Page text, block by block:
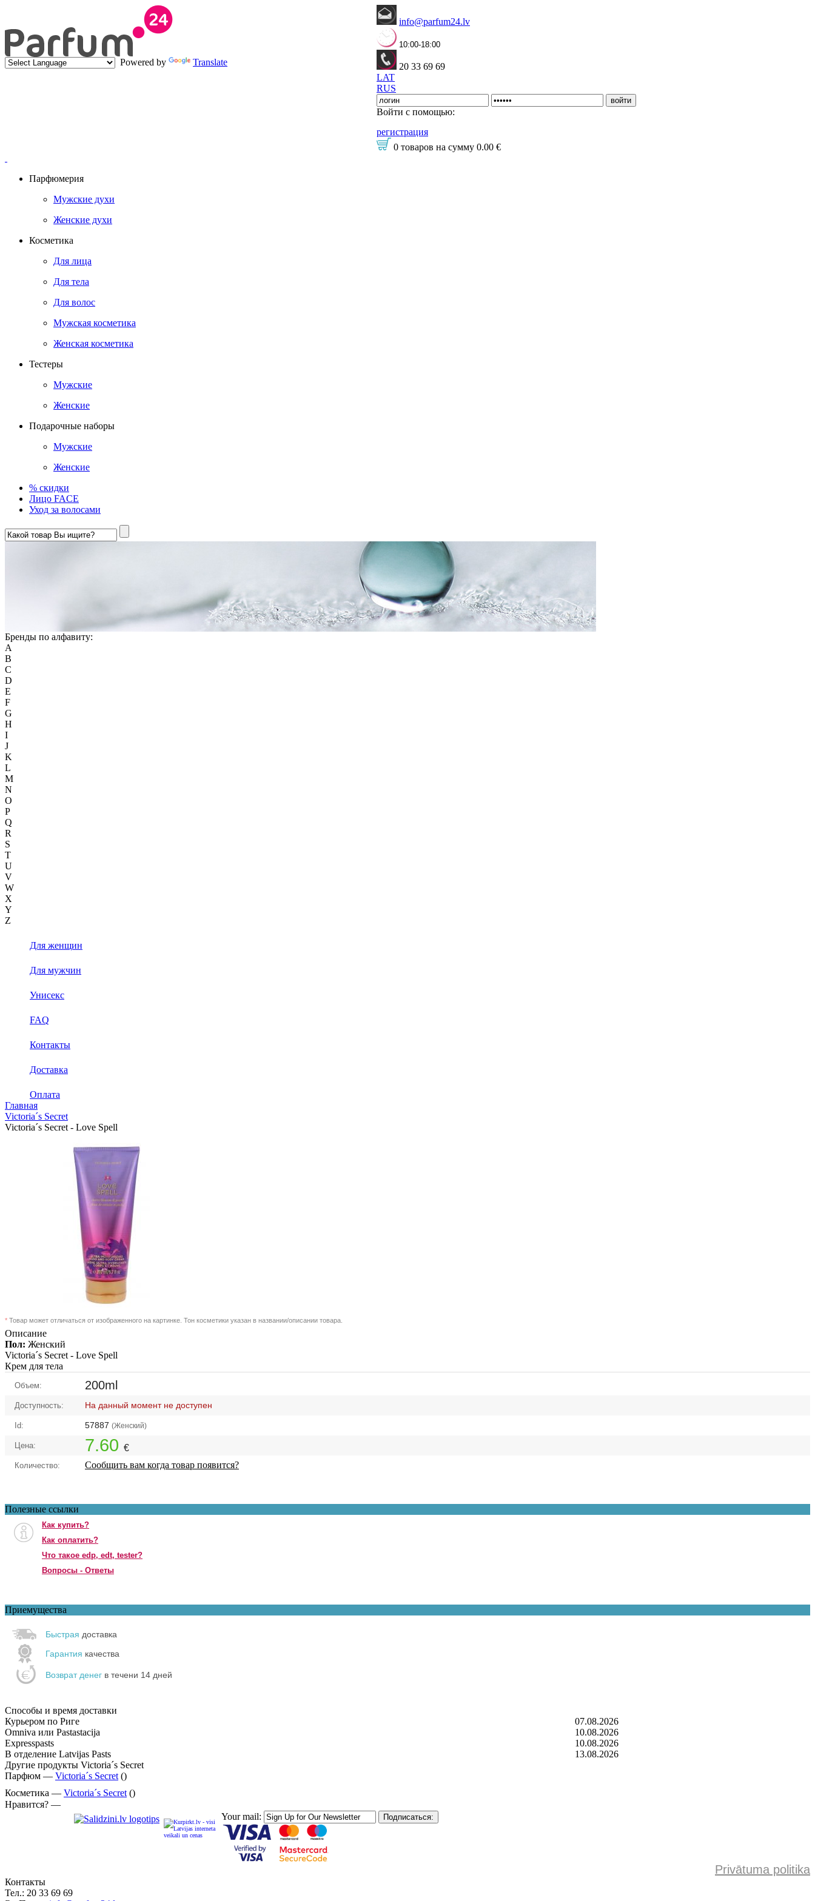
Powered by Translate
info@parfum24.lv
10:00-18:00
20 33 69 69
LAT
RUS
Войти с помощью:
регистрация
0 товаров на сумму 0.00 €
Парфюмерия
Мужские духи
Женские духи
Косметика
Для лица
Для тела
Для волос
Мужская косметика
Женская косметика
Тестеры
Мужские
Женские
Подарочные наборы
Мужские
Женские
% скидки
Лицо FACE
Уход за волосами
Бренды по алфавиту:
A
B
C
D
E
F
G
H
I
J
K
L
M
N
O
P
Q
R
S
T
U
V
W
X
Y
Z
Для женщин
Для мужчин
Унисекс
FAQ
Контакты
Доставка
Оплата
Главная
Victoria´s Secret
Victoria´s Secret - Love Spell
* Товар может отличаться от изображенного на картинке. Тон косметики указан в названии/описании товара.
Описание
Пол: Женский
Victoria´s Secret - Love Spell
Крем для тела
Объем: 200ml
Доступность: На данный момент не доступен
Id: 57887 (Женский)
Цена: 7.60 €
Количество: Сообщить вам когда товар появится?
Полезные ссылки
Как купить?
Как оплатить?
Что такое edp, edt, tester?
Вопросы - Ответы
Приемущества
Быстрая доставка
Гарантия качества
Возврат денег в течени 14 дней
Способы и время доставки
Курьером по Риге
07.08.2026
Omniva или Pastastacija
10.08.2026
Expresspasts
10.08.2026
В отделение Latvijas Pasts
13.08.2026
Другие продукты Victoria´s Secret
Парфюм — Victoria´s Secret ()
Косметика — Victoria´s Secret ()
Нравится? —
Your mail:
Privātuma politika
Контакты
Тел.: 20 33 69 69